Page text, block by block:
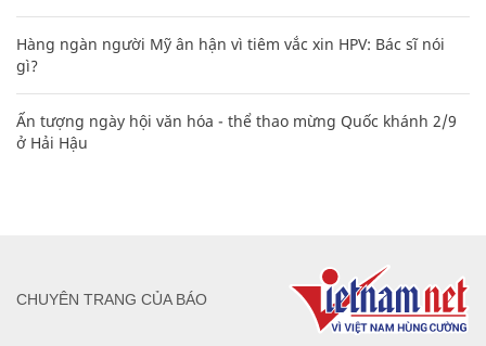
Hàng ngàn người Mỹ ân hận vì tiêm vắc xin HPV: Bác sĩ nói
gì?
Ấn tượng ngày hội văn hóa - thể thao mừng Quốc khánh 2/9
ở Hải Hậu
CHUYÊN TRANG CỦA BÁO